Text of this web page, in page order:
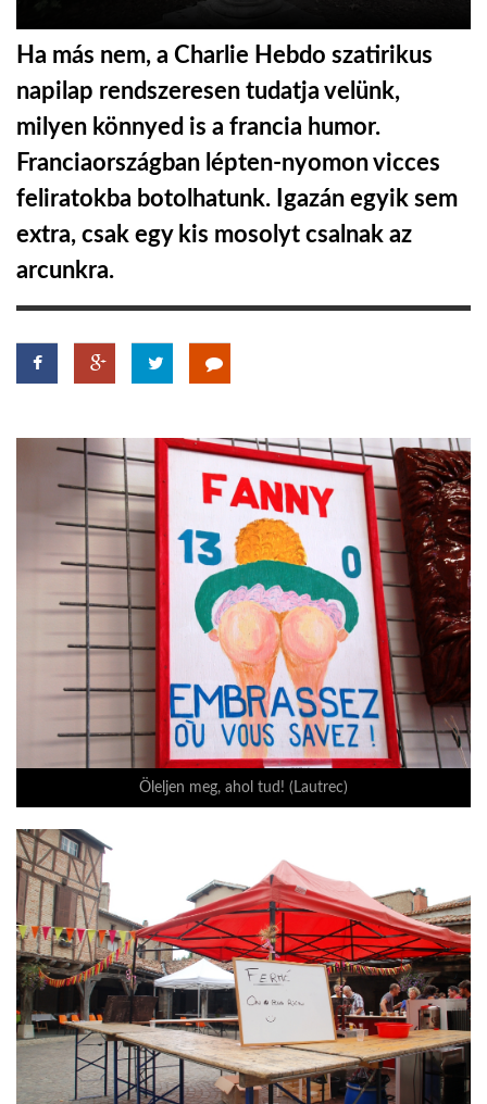
GLOBOTV BP
HÍR3D
TROPICALMAGAZIN
A NAP SZÉPE
LINKTR.EE
GLOBOZSARU
DOBRAVERO.HU
LATIMO.HU
GLOBOBOOK
Ha más nem, a Charlie Hebdo szatirikus
napilap rendszeresen tudatja velünk,
milyen könnyed is a francia humor.
Franciaországban lépten-nyomon vicces
feliratokba botolhatunk. Igazán egyik sem
extra, csak egy kis mosolyt csalnak az
arcunkra.
Öleljen meg, ahol tud! (Lautrec)